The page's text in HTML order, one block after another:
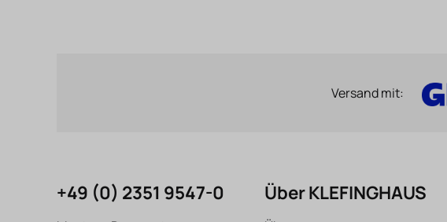
Versand mit:
+49 (0) 2351 9547-0 Über KLEFINGHAUS